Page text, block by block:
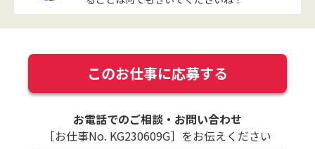
このお仕事に応募する
お電話でのご相談・お問い合わせ
［お仕事No. KG230609G］をお伝えください